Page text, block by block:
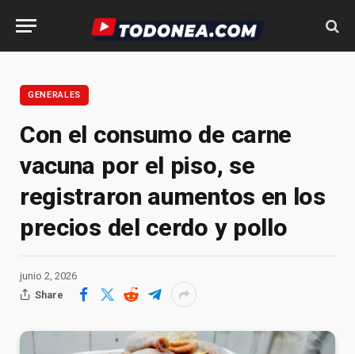
GENERALES
Con el consumo de carne
vacuna por el piso, se
registraron aumentos en los
precios del cerdo y pollo
junio 2, 2026
Share